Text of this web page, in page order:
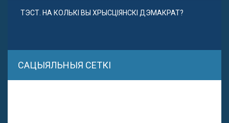
ТЭСТ. НА КОЛЬКІ ВЫ ХРЫСЦІЯНСКІ ДЭМАКРАТ?
САЦЫЯЛЬНЫЯ СЕТКІ